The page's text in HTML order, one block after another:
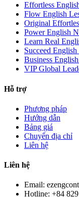
Effortless
Flow English
Original
Power English
Learn Real
Succeed
Business
VIP Global
Hỗ trợ
Phương pháp
Hướng dẫn
Bảng giá
Chuyển địa chỉ
Liên hệ
Liên hệ
Email:
Hotline: +84